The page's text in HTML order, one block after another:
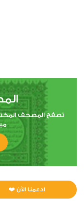
تصفح المصحف
ادعمنا الآن ❤️